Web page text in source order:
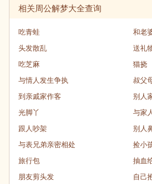
相关周公解梦大全查询
吃青蛙
和老
头发散乱
送礼
吃芝麻
猫挠
与情人发生争执
叔父
到亲戚家作客
别人
光脚丫
与家
跟人吵架
别人
与表兄弟亲密相处
捡小
旅行包
抽血
朋友剪头发
自己